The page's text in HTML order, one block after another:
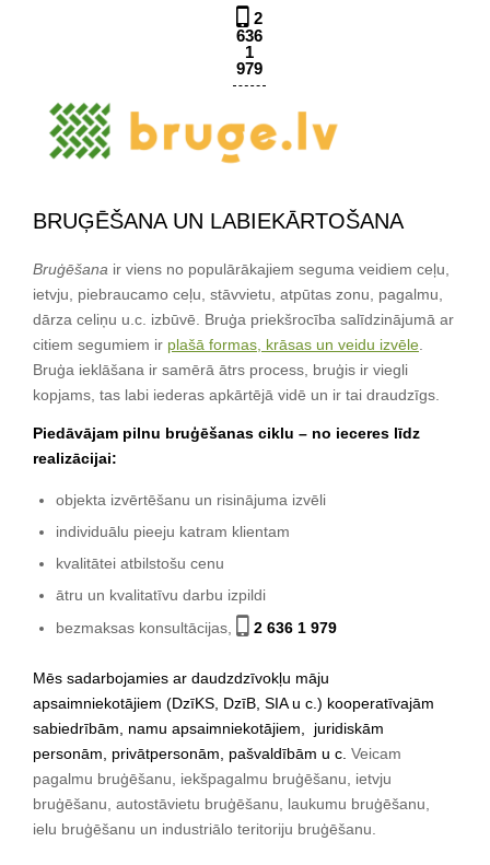
2
636
1
979
BRUĢĒŠANA UN LABIEKĀRTOŠANA
Bruģēšana ir viens no populārākajiem seguma veidiem ceļu,
ietvju, piebraucamo ceļu, stāvvietu, atpūtas zonu, pagalmu,
dārza celiņu u.c. izbūvē. Bruģa priekšrocība salīdzinājumā ar
citiem segumiem ir plašā formas, krāsas un veidu izvēle
Bruģa ieklāšana ir samērā ātrs process, bruģis ir viegli
kopjams, tas labi iederas apkārtējā vidē un ir tai draudzīgs.
Piedāvājam pilnu bruģēšanas ciklu – no ieceres līdz
realizācijai:
objekta izvērtēšanu un risinājuma izvēli
individuālu pieeju katram klientam
kvalitātei atbilstošu cenu
ātru un kvalitatīvu darbu izpildi
bezmaksas konsultācijas,
2 636 1 979
Mēs sadarbojamies ar daudzdzīvokļu māju
apsaimniekotājiem (DzīKS, DzīB, SIA u c.) kooperatīvajām
sabiedrībām, namu apsaimniekotājiem, juridiskām
personām, privātpersonām, pašvaldībām u c. Veicam
pagalmu bruģēšanu, iekšpagalmu bruģēšanu, ietvju
bruģēšanu, autostāvietu bruģēšanu, laukumu bruģēšanu,
ielu bruģēšanu un industriālo teritoriju bruģēšanu.